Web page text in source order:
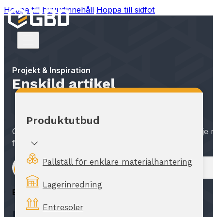
Hoppa till huvudinnehåll Hoppa till sidfot
Produktutbud
Pallställ för enklare materialhantering
Lagerinredning
Entresoler
Projekt & Inspiration
Enskild artikel
GBD har vuxit tillsammans med svensk industri.
för våra kunder.
Enskild artikel